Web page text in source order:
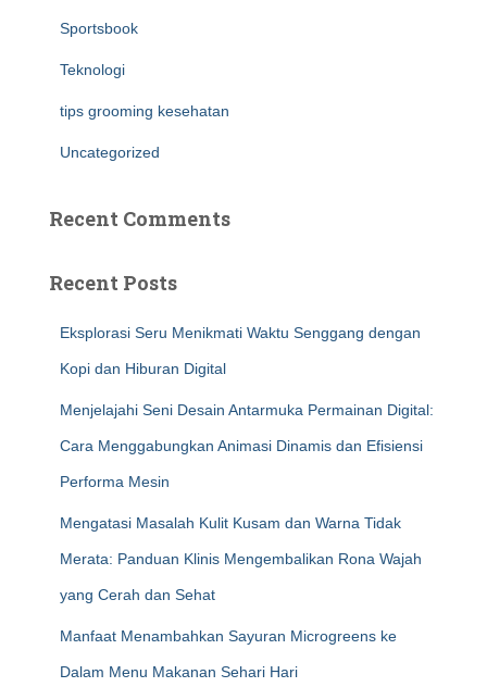
Sportsbook
Teknologi
tips grooming kesehatan
Uncategorized
Recent Comments
Recent Posts
Eksplorasi Seru Menikmati Waktu Senggang dengan
Kopi dan Hiburan Digital
Menjelajahi Seni Desain Antarmuka Permainan Digital:
Cara Menggabungkan Animasi Dinamis dan Efisiensi
Performa Mesin
Mengatasi Masalah Kulit Kusam dan Warna Tidak
Merata: Panduan Klinis Mengembalikan Rona Wajah
yang Cerah dan Sehat
Manfaat Menambahkan Sayuran Microgreens ke
Dalam Menu Makanan Sehari Hari